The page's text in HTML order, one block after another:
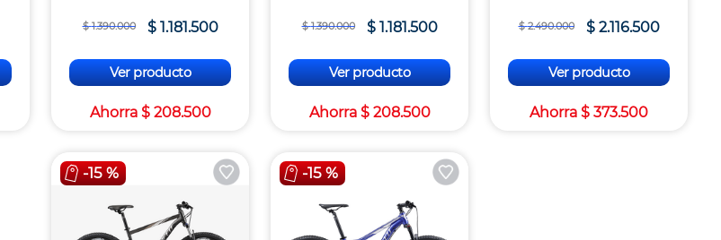
$ 1.390.000 $ 1.181.500
Ver producto
Ahorra $ 208.500
$ 1.390.000 $ 1.181.500
Ver producto
Ahorra $ 208.500
$ 2.490.000 $ 2.116.500
Ver producto
Ahorra $ 373.500
-15 % -15 %